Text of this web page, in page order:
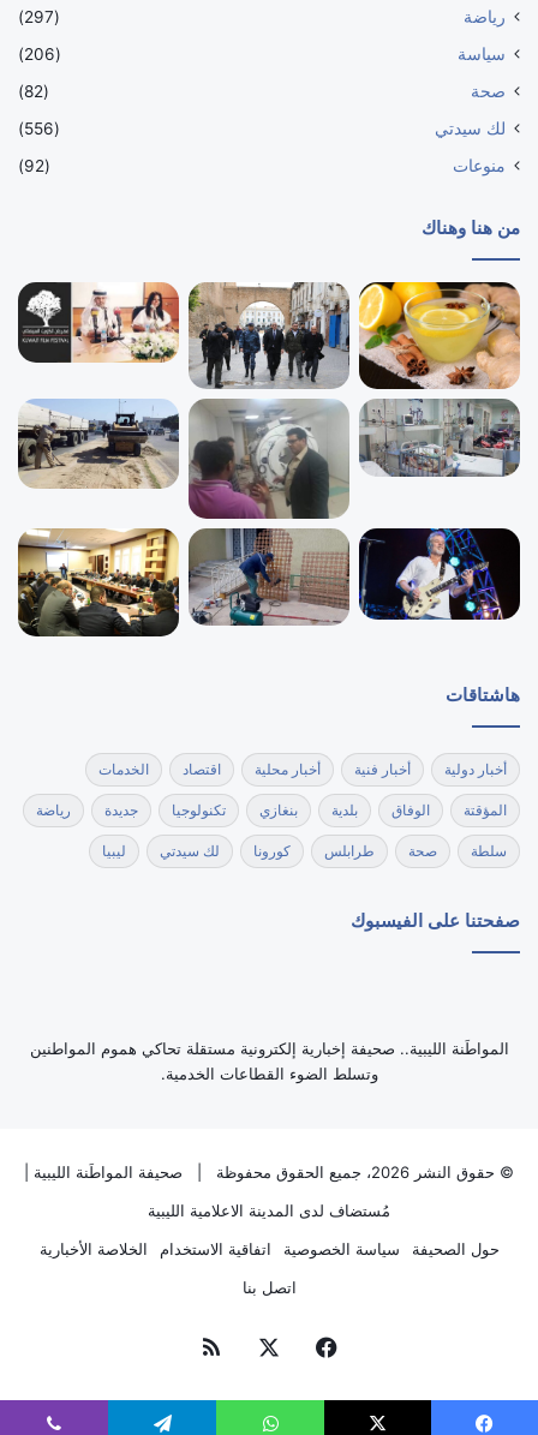
رياضة
(297)
سياسة
(206)
صحة
(82)
لك سيدتي
(556)
منوعات
(92)
من هنا وهناك
هاشتاقات
أخبار دولية أخبار فنية أخبار محلية اقتصاد الخدمات
المؤقتة الوفاق بلدية بنغازي تكنولوجيا جديدة رياضة
سلطة صحة طرابلس كورونا لك سيدتي ليبيا
صفحتنا على الفيسبوك
‏المواطَنة الليبية.. صحيفة إخبارية إلكترونية مستقلة تحاكي هموم المواطنين
وتسلط الضوء القطاعات الخدمية.
© حقوق النشر 2026، جميع الحقوق محفوظة | صحيفة المواطَنة الليبية
مُستضاف لدى المدينة الاعلامية الليبية
حول الصحيفة
سياسة الخصوصية اتفاقية الاستخدام
الخلاصة الأخبارية
اتصل بنا
فيسبوك ملخص
الموقع